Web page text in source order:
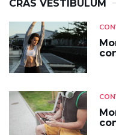
CRAS VESTIBULUM